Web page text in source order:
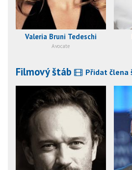
Valeria Bruni Tedeschi
Avocate
Filmový štáb Přidat člena